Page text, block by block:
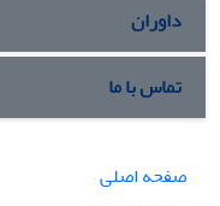
داوران
تماس با ما
صفحه اصلی